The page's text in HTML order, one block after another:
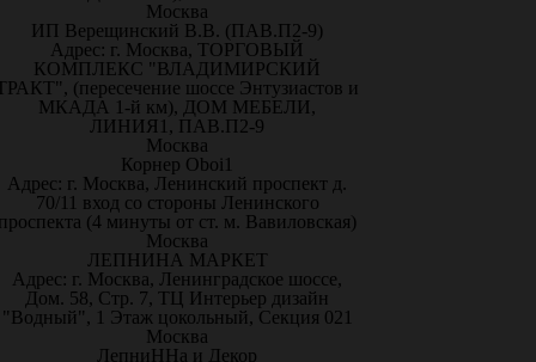
Москва
ИП Верещинский В.В. (ПАВ.П2-9)
Адрес: г. Москва, ТОРГОВЫЙ
КОМПЛЕКС "ВЛАДИМИРСКИЙ
(пересечение шоссе Энтузиастов и
МКАДА 1-й км), ДОМ МЕБЕЛИ,
ЛИНИЯ1, ПАВ.П2-9
Москва
Корнер Oboi1
Адрес: г. Москва, Ленинский проспект д.
70/11 вход со стороны Ленинского
(4 минуты от ст. м. Вавиловская)
Москва
ЛЕПНИНА МАРКЕТ
Адрес: г. Москва, Ленинградское шоссе,
Дом. 58, Стр. 7, ТЦ Интерьер дизайн
"Водный", 1 Этаж цокольный, Секция 021
Москва
ЛепниННа и Декор